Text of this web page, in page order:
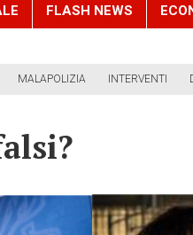
FLASH NEWS
MALAPOLIZIA INTERVENTI